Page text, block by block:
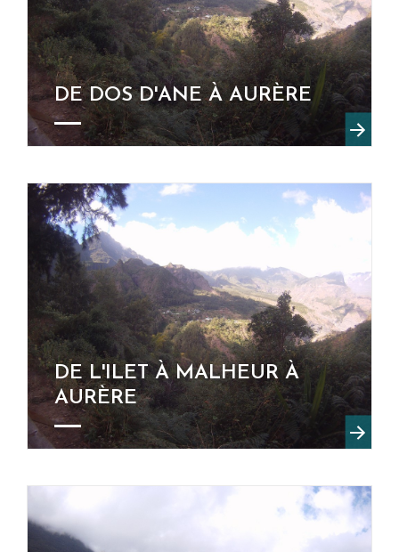
DE DOS D'ANE À AURÈRE
DE L'ILET À MALHEUR À
AURÈRE